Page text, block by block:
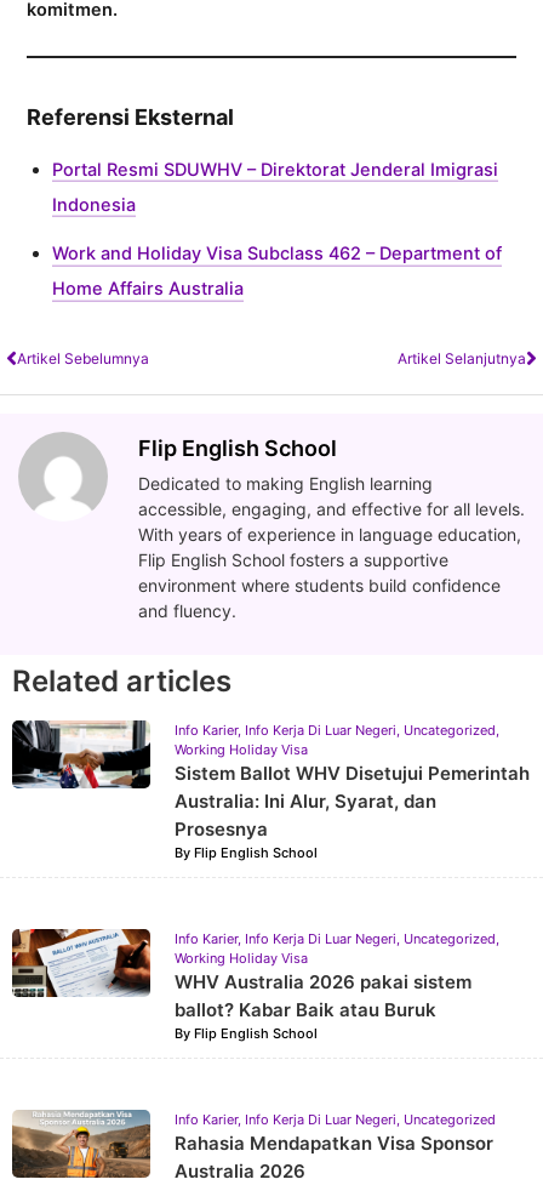
komitmen.
Referensi Eksternal
Portal Resmi SDUWHV – Direktorat Jenderal Imigrasi
Indonesia
Work and Holiday Visa Subclass 462 – Department of
Home Affairs Australia
Artikel Sebelumnya Artikel Selanjutnya
Flip English School
Dedicated to making English learning
accessible, engaging, and effective for all levels.
With years of experience in language education,
Flip English School fosters a supportive
environment where students build confidence
and fluency.
Related articles
Info Karier, Info Kerja Di Luar Negeri, Uncategorized,
Working Holiday Visa
Sistem Ballot WHV Disetujui Pemerintah
Australia: Ini Alur, Syarat, dan
Prosesnya
By Flip English School
Info Karier, Info Kerja Di Luar Negeri, Uncategorized,
Working Holiday Visa
WHV Australia 2026 pakai sistem
ballot? Kabar Baik atau Buruk
By Flip English School
Info Karier, Info Kerja Di Luar Negeri, Uncategorized
Rahasia Mendapatkan Visa Sponsor
Australia 2026